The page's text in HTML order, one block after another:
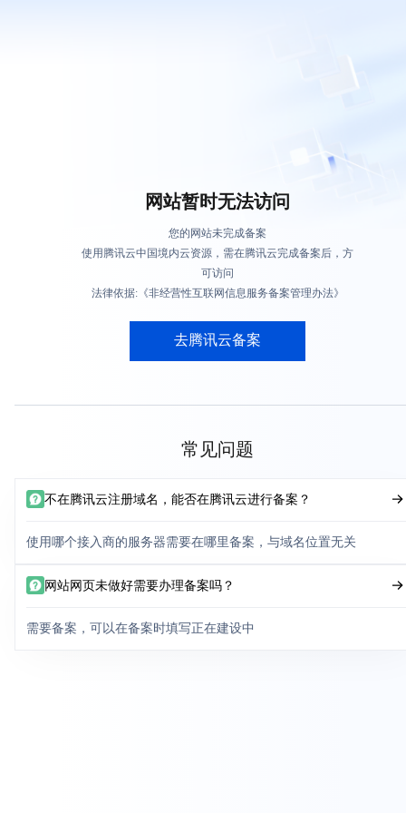
网站暂时无法访问
您的网站未完成备案
使用腾讯云中国境内云资源，需在腾讯云完成备案后，方
可访问
法律依据:《非经营性互联网信息服务备案管理办法》
去腾讯云备案
常见问题
不在腾讯云注册域名，能否在腾讯云进行备案？
使用哪个接入商的服务器需要在哪里备案，与域名位置无关
网站网页未做好需要办理备案吗？
需要备案，可以在备案时填写正在建设中